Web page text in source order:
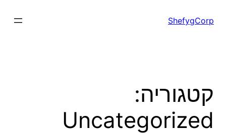
ShefygCorp
קטגוריה:
Uncategorized